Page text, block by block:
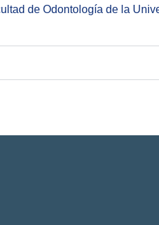
de Odontología de la